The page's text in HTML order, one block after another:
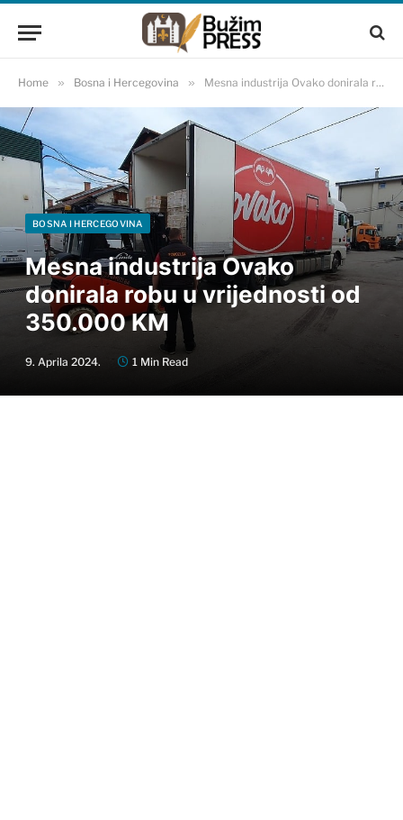
Home » Bosna i Hercegovina » Mesna industrija Ovako donirala robu u vrijednosti od 350.000 KM
BOSNA I HERCEGOVINA
Mesna industrija Ovako
donirala robu u vrijednosti od
350.000 KM
9. Aprila 2024. 1 Min Read